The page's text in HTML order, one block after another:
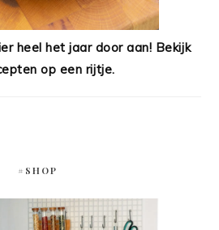
heel het jaar door aan! Bekijk
op een rijtje.
#SHOP